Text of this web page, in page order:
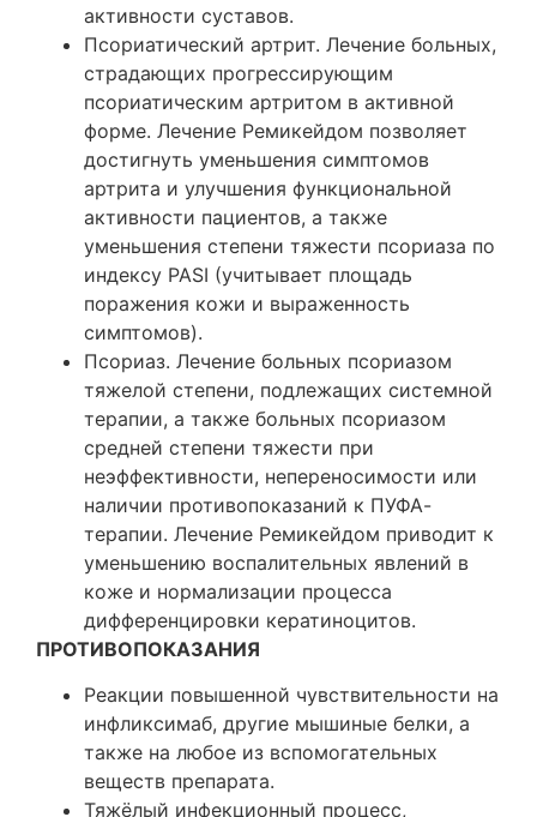
активности суставов.
Псориатический артрит. Лечение больных,
страдающих прогрессирующим
псориатическим артритом в активной
форме. Лечение Ремикейдом позволяет
достигнуть уменьшения симптомов
артрита и улучшения функциональной
активности пациентов, а также
уменьшения степени тяжести псориаза по
индексу PASI (учитывает площадь
поражения кожи и выраженность
симптомов).
Псориаз. Лечение больных псориазом
тяжелой степени, подлежащих системной
терапии, а также больных псориазом
средней степени тяжести при
неэффективности, непереносимости или
наличии противопоказаний к ПУФА-
терапии. Лечение Ремикейдом приводит к
уменьшению воспалительных явлений в
коже и нормализации процесса
дифференцировки кератиноцитов.
ПРОТИВОПОКАЗАНИЯ
Реакции повышенной чувствительности на
инфликсимаб, другие мышиные белки, а
также на любое из вспомогательных
веществ препарата.
Тяжёлый инфекционный процесс,